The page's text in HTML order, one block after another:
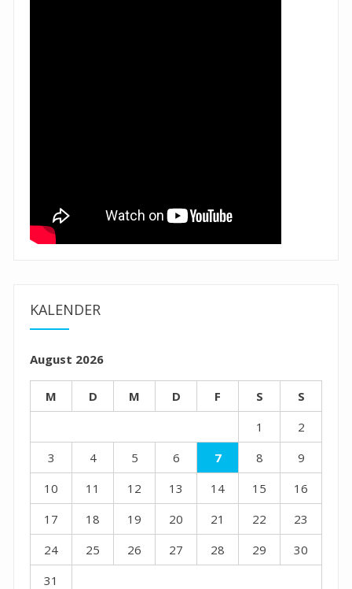
KALENDER
August 2026
M D M D F S
S
1
2
3
4 5 6 7 8
9
10
11 12 13 14 15
16
17
18 19 20 21 22
23
24
25 26 27 28 29
30
31